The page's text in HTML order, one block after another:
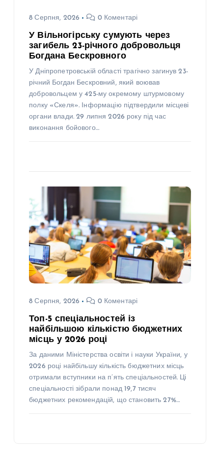
8 Серпня, 2026 0 Коментарі
У Вільногірську сумують через
загибель 23-річного добровольця
Богдана Бескровного
У Дніпропетровській області трагічно загинув 23-
річний Богдан Бескровний, який воював
добровольцем у 425-му окремому штурмовому
полку «Скеля». Інформацію підтвердили місцеві
органи влади. 29 липня 2026 року під час
виконання бойового…
8 Серпня, 2026 0 Коментарі
Топ-5 спеціальностей із
найбільшою кількістю бюджетних
місць у 2026 році
За даними Міністерства освіти і науки України, у
2026 році найбільшу кількість бюджетних місць
отримали вступники на п’ять спеціальностей. Ці
спеціальності зібрали понад 19,7 тисяч
бюджетних рекомендацій, що становить 27%…